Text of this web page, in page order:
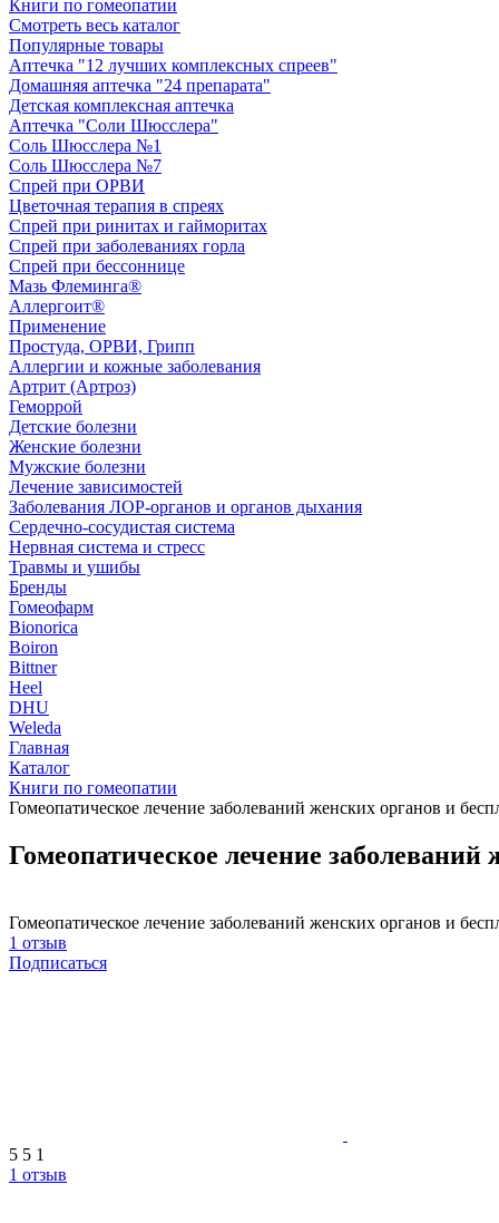
Книги по гомеопатии
Смотреть весь каталог
Популярные товары
Аптечка "12 лучших комплексных спреев"
Домашняя аптечка "24 препарата"
Детская комплексная аптечка
Аптечка "Соли Шюсслера"
Соль Шюсслера №1
Соль Шюсслера №7
Спрей при ОРВИ
Цветочная терапия в спреях
Спрей при ринитах и гайморитах
Спрей при заболеваниях горла
Спрей при бессоннице
Мазь Флеминга®
Аллергоит®
Применение
Простуда, ОРВИ, Грипп
Аллергии и кожные заболевания
Артрит (Артроз)
Геморрой
Детские болезни
Женские болезни
Мужские болезни
Лечение зависимостей
Заболевания ЛОР-органов и органов дыхания
Сердечно-сосудистая система
Нервная система и стресс
Травмы и ушибы
Бренды
Гомеофарм
Bionorica
Boiron
Bittner
Heel
DHU
Weleda
Главная
Каталог
Книги по гомеопатии
Гомеопатическое лечение заболеваний женских органов и
Гомеопатическое лечение
Гомеопатическое лечение заболеваний женских органов и
1 отзыв
Подписаться
5 5 1
1 отзыв